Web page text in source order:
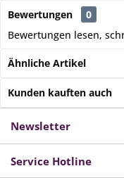
Bewertungen
0
Bewertungen lesen,
Ähnliche Artikel
Kunden kauften auch
Newsletter
Service Hotline